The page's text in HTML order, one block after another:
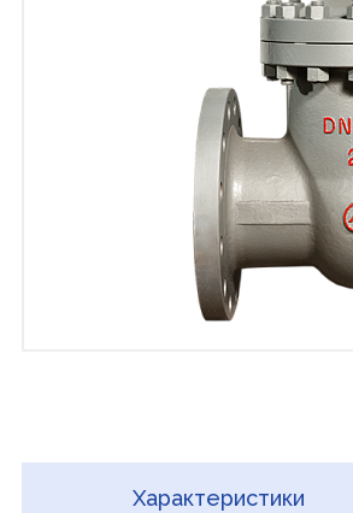
Характеристики